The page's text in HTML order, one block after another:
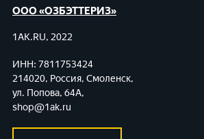
ООО «ОЗБЭТТЕРИЗ»
1AK.RU, 2022
ИНН: 7811753424
214020, Россия, Смоленск,
ул. Попова, 64А,
shop@1ak.ru